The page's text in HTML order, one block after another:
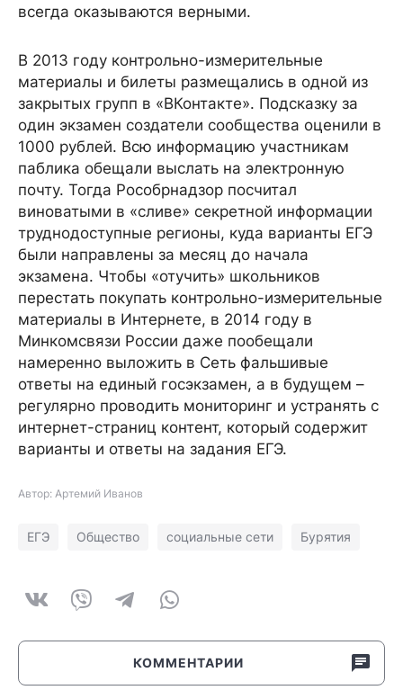
всегда оказываются верными.
В 2013 году контрольно-измерительные
материалы и билеты размещались в одной из
закрытых групп в «ВКонтакте». Подсказку за
один экзамен создатели сообщества оценили в
1000 рублей. Всю информацию участникам
паблика обещали выслать на электронную
почту. Тогда Рособрнадзор посчитал
виноватыми в «сливе» секретной информации
труднодоступные регионы, куда варианты ЕГЭ
были направлены за месяц до начала
экзамена. Чтобы «отучить» школьников
перестать покупать контрольно-измерительные
материалы в Интернете, в 2014 году в
Минкомсвязи России даже пообещали
намеренно выложить в Сеть фальшивые
ответы на единый госэкзамен, а в будущем –
регулярно проводить мониторинг и устранять с
интернет-страниц контент, который содержит
варианты и ответы на задания ЕГЭ.
Автор: Артемий Иванов
ЕГЭ Общество социальные сети Бурятия
КОММЕНТАРИИ